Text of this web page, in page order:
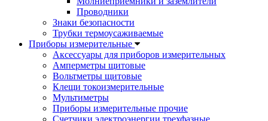
Проводники
Знаки безопасности
Трубки термоусаживаемые
Приборы измерительные
Аксессуары для приборов измерительных
Амперметры щитовые
Вольтметры щитовые
Клещи токоизмерительные
Мультиметры
Приборы измерительные прочие
Счетчики электроэнергии трехфазные